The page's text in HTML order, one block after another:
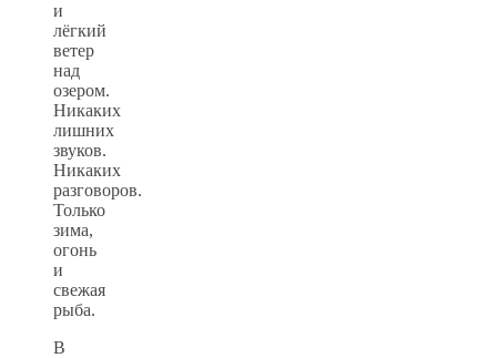
и
лёгкий
ветер
над
озером.
Никаких
лишних
звуков.
Никаких
разговоров.
Только
зима,
огонь
и
свежая
рыба.
В